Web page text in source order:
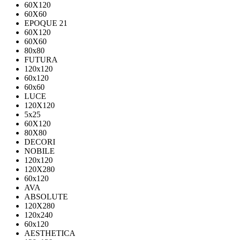
60X120
60X60
EPOQUE 21
60X120
60X60
80х80
FUTURA
120х120
60х120
60х60
LUCE
120X120
5x25
60X120
80X80
DECORI
NOBILE
120x120
120X280
60x120
AVA
ABSOLUTE
120X280
120х240
60х120
AESTHETICA